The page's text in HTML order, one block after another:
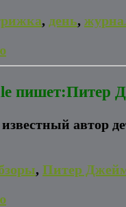
, день,
пишет:Питер
автор
, Питер